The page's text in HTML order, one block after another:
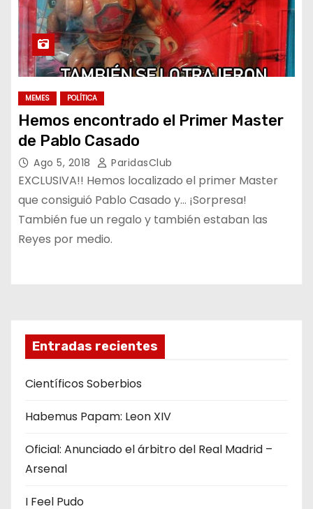
MEMES POLÍTICA
Hemos encontrado el Primer Master
de Pablo Casado
Ago 5, 2018 ParidasClub
EXCLUSIVA!! Hemos localizado el primer Master
que consiguió Pablo Casado y… ¡Sorpresa!
También fue un regalo y también estaban las
Reyes por medio.
Entradas recientes
Científicos Soberbios
Habemus Papam: Leon XIV
Oficial: Anunciado el árbitro del Real Madrid –
Arsenal
I Feel Pudo